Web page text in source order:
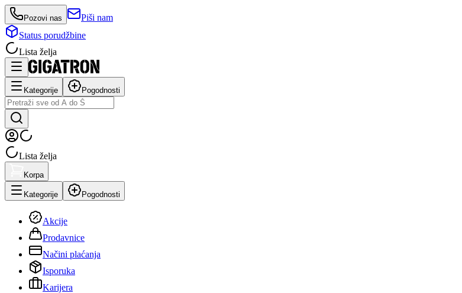
Pozovi nas
Piši nam
Status porudžbine
Lista želja
Kategorije Pogodnosti
Lista želja
Korpa
Kategorije Pogodnosti
Akcije
Prodavnice
Načini plaćanja
Isporuka
Karijera